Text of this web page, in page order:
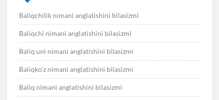
Baliqchilik nimani anglatishini bilasizmi
Baliqchi nimani anglatishini bilasizmi
Baliq uni nimani anglatishini bilasizmi
Baliqko’z nimani anglatishini bilasizmi
Baliq nimani anglatishini bilasizmi